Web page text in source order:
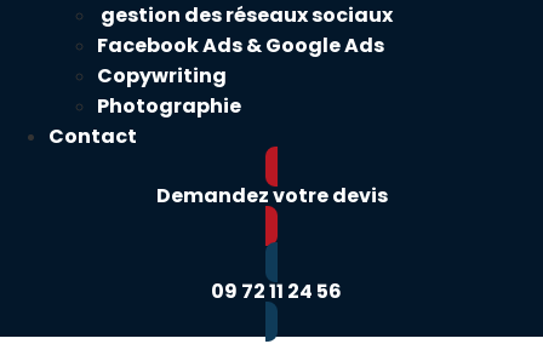
gestion des réseaux sociaux
Facebook Ads & Google Ads
Copywriting
Photographie
Contact
Demandez votre devis
09 72 11 24 56